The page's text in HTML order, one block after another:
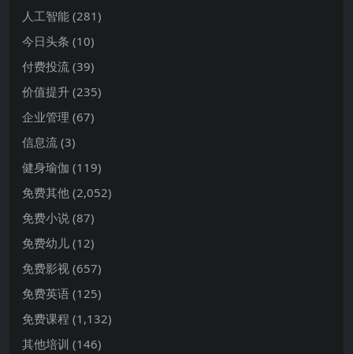
人工智能 (281)
今日头条 (10)
付费投流 (39)
价值提升 (235)
企业管理 (67)
信息流 (3)
健身瑜伽 (119)
免费其他 (2,052)
免费小说 (87)
免费幼儿 (12)
免费影视 (657)
免费英语 (125)
免费课程 (1,132)
其他培训 (146)